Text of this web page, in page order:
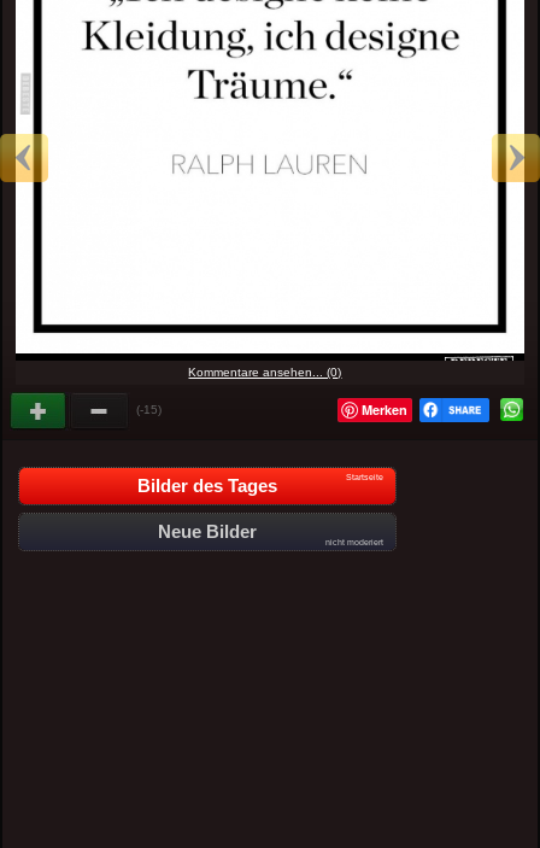
Kommentare ansehen... (0)
(-15) Merken
Bilder des Tages Startseite
Neue Bilder
nicht moderiert